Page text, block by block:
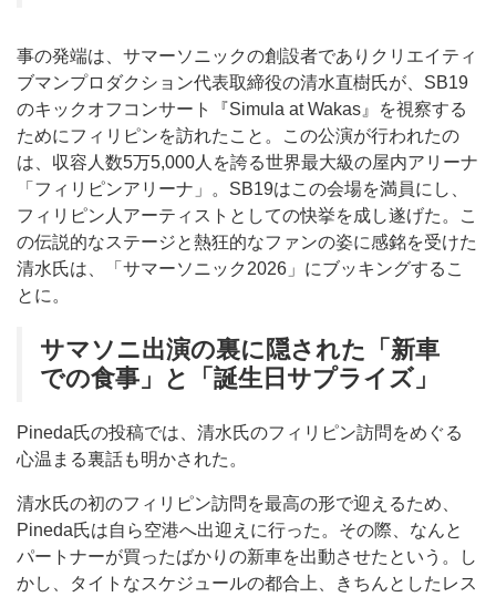
事の発端は、サマーソニックの創設者でありクリエイティ
ブマンプロダクション代表取締役の清水直樹氏が、SB19
のキックオフコンサート『Simula at Wakas』を視察する
ためにフィリピンを訪れたこと。この公演が行われたの
は、収容人数5万5,000人を誇る世界最大級の屋内アリーナ
「フィリピンアリーナ」。SB19はこの会場を満員にし、
フィリピン人アーティストとしての快挙を成し遂げた。こ
の伝説的なステージと熱狂的なファンの姿に感銘を受けた
清水氏は、「サマーソニック2026」にブッキングするこ
とに。
サマソニ出演の裏に隠された「新車
での食事」と「誕生日サプライズ」
Pineda氏の投稿では、清水氏のフィリピン訪問をめぐる
心温まる裏話も明かされた。
清水氏の初のフィリピン訪問を最高の形で迎えるため、
Pineda氏は自ら空港へ出迎えに行った。その際、なんと
パートナーが買ったばかりの新車を出動させたという。し
かし、タイトなスケジュールの都合上、きちんとしたレス